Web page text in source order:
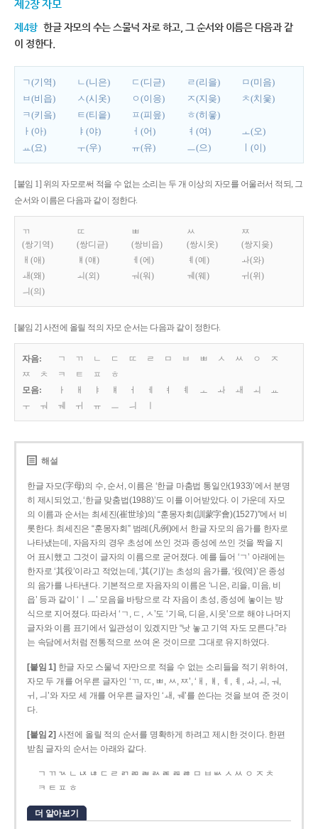
제2장 자모
제4항 한글 자모의 수는 스물넉 자로 하고, 그 순서와 이름은 다음과 같
이 정한다.
ㄱ(기역) ㄴ(니은) ㄷ(디귿) ㄹ(리을)
ㅁ(미음)
ㅂ(비읍)
ㅅ(시옷) ㅇ(이응) ㅈ(지읒)
ㅊ(치읓)
ㅋ(키읔)
ㅌ(티읕) ㅍ(피읖)
ㅎ(히읗)
ㅏ(아)
ㅑ(야) ㅓ(어) ㅕ(여)
ㅗ(오)
ㅛ(요)
ㅜ(우) ㅠ(유) ㅡ(으) ㅣ(이)
[붙임 1] 위의 자모로써 적을 수 없는 소리는 두 개 이상의 자모를 어울러서 적되, 그
순서와 이름은 다음과 같이 정한다.
ㄲ
(쌍기역)
ㄸ
(쌍디귿)
ㅃ
(쌍비읍)
ㅆ
(쌍시옷)
ㅉ
(쌍지읒)
ㅐ(애)
ㅒ(얘) ㅔ(에) ㅖ(예)
ㅘ(와)
ㅙ(왜)
ㅚ(외) ㅝ(워) ㅞ(웨)
ㅟ(위)
ㅢ(의)
[붙임 2] 사전에 올릴 적의 자모 순서는 다음과 같이 정한다.
자음: ㄱ ㄲ ㄴ ㄷ ㄸ ㄹ ㅁ ㅂ ㅃ ㅅ ㅆ ㅇ
ㅈ
ㅉ
ㅊ ㅋ ㅌ ㅍ
ㅎ
모음:
ㅏ ㅐ ㅑ ㅒ ㅓ ㅔ ㅕ ㅖ ㅗ ㅘ ㅙ ㅚ
ㅛ
ㅜ
ㅝ ㅞ ㅟ ㅠ ㅡ ㅢ
해설
한글 자모(字母)의 수, 순서, 이름은 ‘한글 마춤법 통일안(1933)’에서 분명
히 제시되었고, ‘한글 맞춤법(1988)’도 이를 이어받았다. 이 가운데 자모
의 이름과 순서는 최세진(崔世珍)의 “훈몽자회(訓蒙字會)(1527)”에서 비
롯한다. 최세진은 “훈몽자회” 범례(凡例)에서 한글 자모의 음가를 한자로
나타냈는데, 자음자의 경우 초성에 쓰인 것과 종성에 쓰인 것을 짝을 지
어 표시했고 그것이 글자의 이름으로 굳어졌다. 예를 들어 ‘ㄱ’ 아래에는
한자로 ‘其役’이라고 적었는데, ‘其(기)’는 초성의 음가를, ‘役(역)’은 종성
의 음가를 나타낸다. 기본적으로 자음자의 이름은 ‘니은, 리을, 미음, 비
읍’ 등과 같이 ‘ㅣㅡ’ 모음을 바탕으로 각 자음이 초성, 종성에 놓이는 방
식으로 지어졌다. 따라서 ‘ㄱ, ㄷ, ㅅ’도 ‘기윽, 디읃, 시읏’으로 해야 나머지
글자와 이름 표기에서 일관성이 있겠지만 “낫 놓고 기역 자도 모른다.”라
는 속담에서처럼 전통적으로 쓰여 온 것이므로 그대로 유지하였다.
[붙임 1] 한글 자모 스물넉 자만으로 적을 수 없는 소리들을 적기 위하여,
자모 두 개를 어우른 글자인 ‘ㄲ, ㄸ, ㅃ, ㅆ, ㅉ’, ‘ㅐ, ㅒ, ㅔ, ㅖ, ㅘ, ㅚ, ㅝ,
ㅟ, ㅢ’와 자모 세 개를 어우른 글자인 ‘ㅙ, ㅞ’를 쓴다는 것을 보여 준 것이
다.
[붙임 2] 사전에 올릴 적의 순서를 명확하게 하려고 제시한 것이다. 한편
받침 글자의 순서는 아래와 같다.
ㄱ ㄲ ㄳ ㄴ ㄵ ㄶ ㄷ ㄹ ㄺ ㄻ ㄼ ㄽ ㄾ ㄿ ㅀ ㅁ ㅂ ㅄ ㅅ ㅆ ㅇ ㅈ ㅊ
ㅋ ㅌ ㅍ ㅎ
더 알아보기